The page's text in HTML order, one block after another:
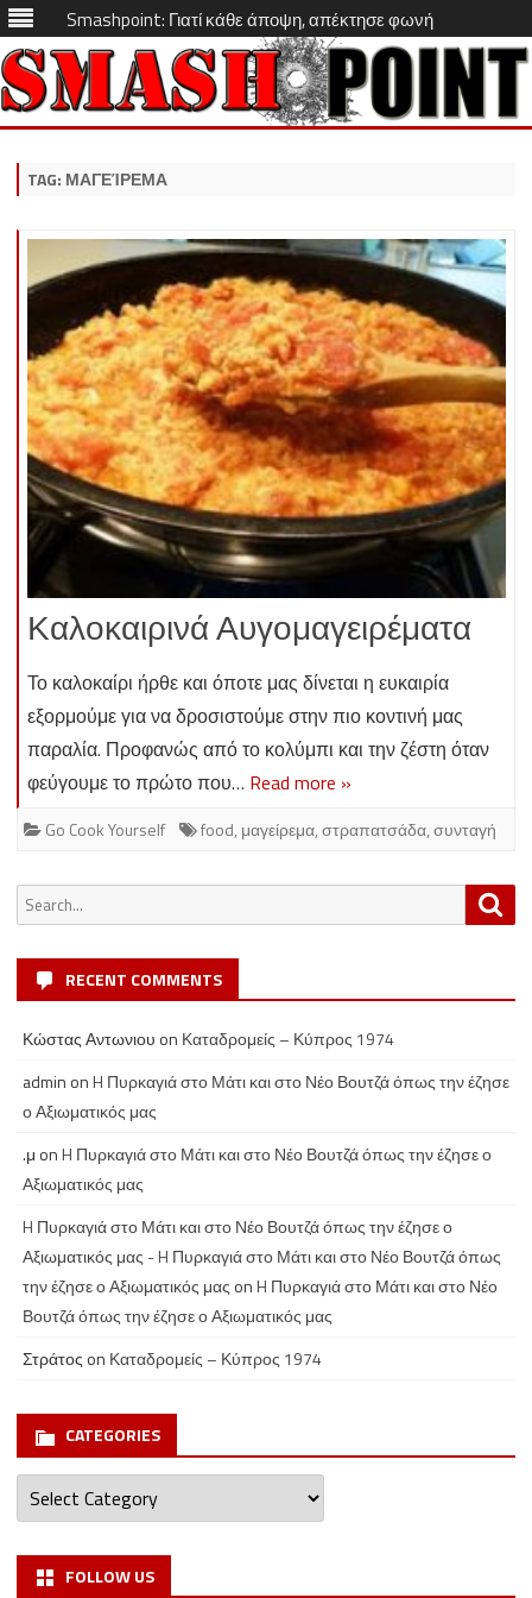
Smashpoint: Γιατί κάθε άποψη, απέκτησε φωνή
Skip
TAG: ΜΑΓΕΊΡΕΜΑ
Καλοκαιρινά Αυγομαγειρέματα
Το καλοκαίρι ήρθε και όποτε μας δίνεται η ευκαιρία
εξορμούμε για να δροσιστούμε στην πιο κοντινή μας
παραλία. Προφανώς από το κολύμπι και την ζέστη όταν
φεύγουμε το πρώτο που… Read more »
Go Cook Yourself food, μαγείρεμα,στραπατσάδα,συνταγή
Search
for:
RECENT COMMENTS
Κώστας Αντωνιου on Καταδρομείς – Κύπρος 1974
admin onH Πυρκαγιά στο Μάτι και στο Νέο Βουτζά όπως την έζησε
ο Αξιωματικός μας
.μ onH Πυρκαγιά στο Μάτι και στο Νέο Βουτζά όπως την έζησε ο
Αξιωματικός μας
H Πυρκαγιά στο Μάτι και στο Νέο Βουτζά όπως την έζησε ο
Αξιωματικός μας - H Πυρκαγιά στο Μάτι και στο Νέο Βουτζά όπως
την έζησε ο Αξιωματικός μαςonH Πυρκαγιά στο Μάτι και στο Νέο
Βουτζά όπως την έζησε ο Αξιωματικός μας
Στράτοςon Καταδρομείς – Κύπρος 1974
CATEGORIES
Categories
FOLLOW US